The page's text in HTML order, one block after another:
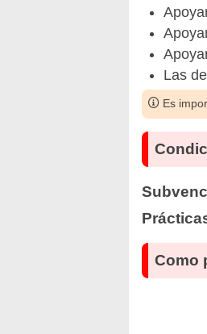
Las
Es
Como